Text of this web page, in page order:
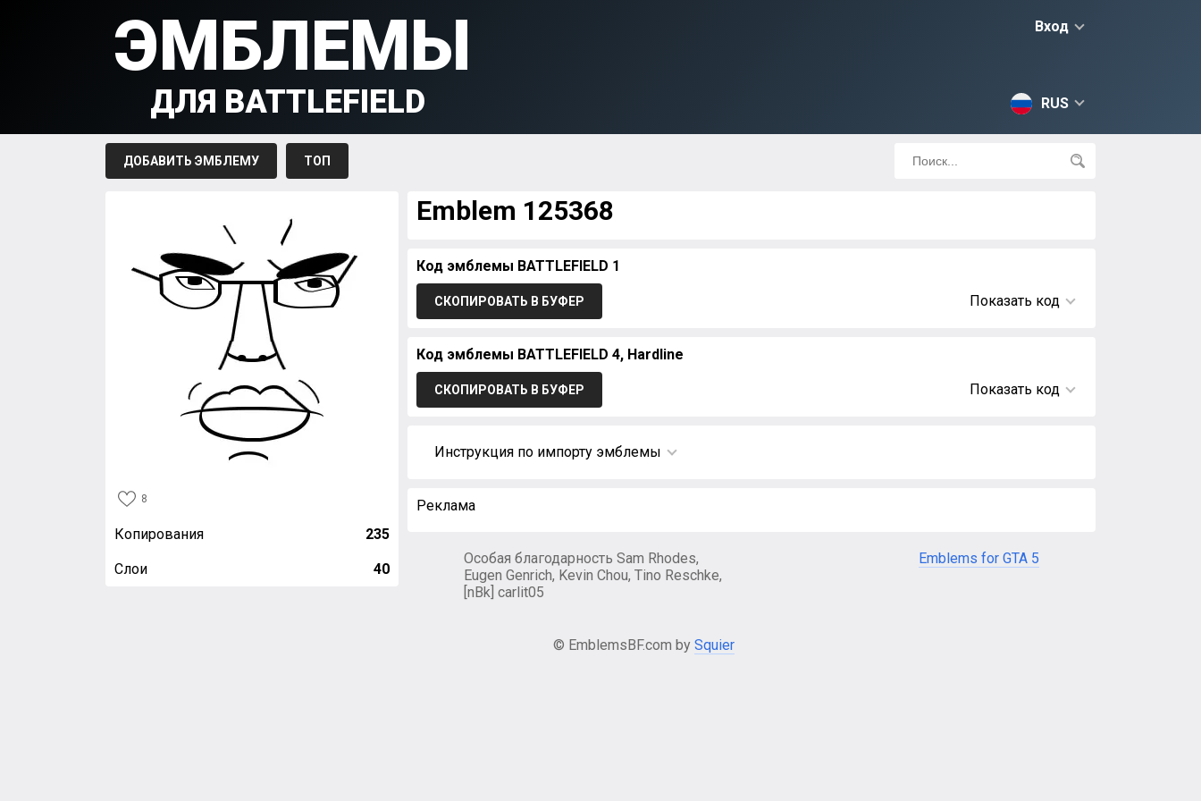
Вход
RUS
ЭМБЛЕМЫ
ДЛЯ BATTLEFIELD
ДОБАВИТЬ ЭМБЛЕМУ ТОП
8
Копирования 235
Слои 40
Emblem 125368
Код эмблемы BATTLEFIELD 1
СКОПИРОВАТЬ В БУФЕР Показать код
Код эмблемы BATTLEFIELD 4, Hardline
СКОПИРОВАТЬ В БУФЕР Показать код
Инструкция по импорту эмблемы
Реклама
Особая благодарность Sam Rhodes,
Eugen Genrich, Kevin Chou, Tino Reschke,
[nBk] carlit05
Emblems for GTA 5
© EmblemsBF.com by Squier